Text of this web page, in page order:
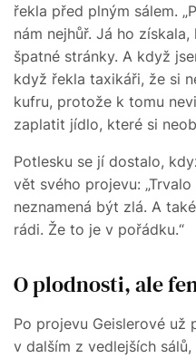
řekla před plným sálem.
nám nejhůř. Já ho
špatné stránky. A když
když řekla taxikáři, že si
kufru, protože k tomu
zaplatit jídlo, které si
Potlesku se jí dostalo,
vět svého projevu:
neznamená být zlá. A
rádi. Že to je v pořádku.“
O plodnosti, ale
Po projevu Geislerové už
v dalším z vedlejších